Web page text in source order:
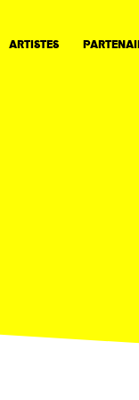
ARTISTES